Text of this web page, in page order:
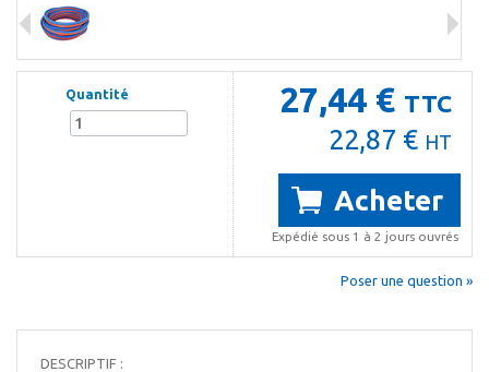
27,44 € TTC
22,87 € HT
Acheter
Expédié sous 1 à 2 jours ouvrés
Quantité
Poser une question »
DESCRIPTIF :